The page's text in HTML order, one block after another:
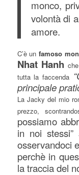
monco,
volontà di
amore.
C’è un famoso
Nhat Hanh
tutta la faccenda
principale
La Jacky del mio
prezzo,
possiamo
in noi
osservandoci
perchè in
la traccia del